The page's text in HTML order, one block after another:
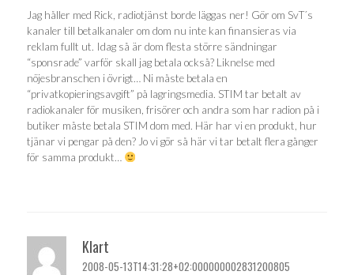
Jag håller med Rick, radiotjänst borde läggas ner! Gör om SvT´s
kanaler till betalkanaler om dom nu inte kan finansieras via
reklam fullt ut. Idag så är dom flesta större sändningar
“sponsrade” varför skall jag betala också? Liknelse med
nöjesbranschen i övrigt… Ni måste betala en
“privatkopieringsavgift” på lagringsmedia. STIM tar betalt av
radiokanaler för musiken, frisörer och andra som har radion på i
butiker måste betala STIM dom med. Här har vi en produkt, hur
tjänar vi pengar på den? Jo vi gör så här vi tar betalt flera gånger
för samma produkt…
Klart
2008-05-13T14:31:28+02:000000002831200805